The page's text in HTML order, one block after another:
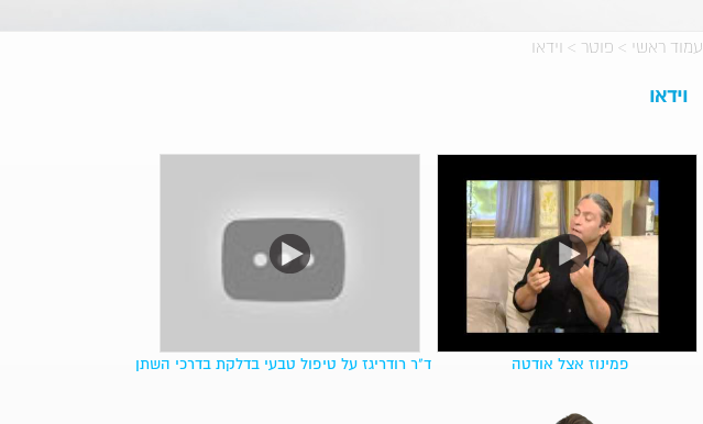
עמוד ראשי > פוטר > וידאו
וידאו
ד"ר רודריגז על טיפול טבעי בדלקת בדרכי השתן פמינוז אצל אודטה